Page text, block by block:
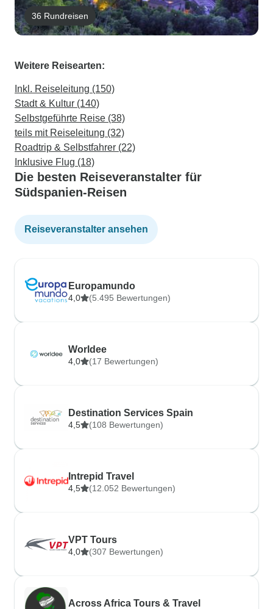
36 Rundreisen
Weitere Reisearten:
Inkl. Reiseleitung (150)
Stadt & Kultur (140)
Selbstgeführte Reise (38)
teils mit Reiseleitung (32)
Roadtrip & Selbstfahrer (22)
Inklusive Flug (18)
Die besten Reiseveranstalter für
Südspanien-Reisen
Reiseveranstalter ansehen
Europamundo
4,0 (5.495 Bewertungen)
Worldee
4,0 (17 Bewertungen)
Destination Services Spain
4,5 (108 Bewertungen)
Intrepid Travel
4,5 (12.052 Bewertungen)
VPT Tours
4,0 (307 Bewertungen)
Across Africa Tours & Travel